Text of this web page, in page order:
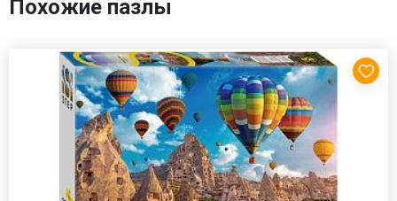
Похожие пазлы